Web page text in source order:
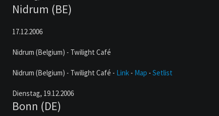
Nidrum (BE)
17.12.2006
Nidrum (Belgium) - Twilight Café
Nidrum (Belgium) - Twilight Café - Link- Map - Setlist
Dienstag, 19.12.2006
Bonn (DE)